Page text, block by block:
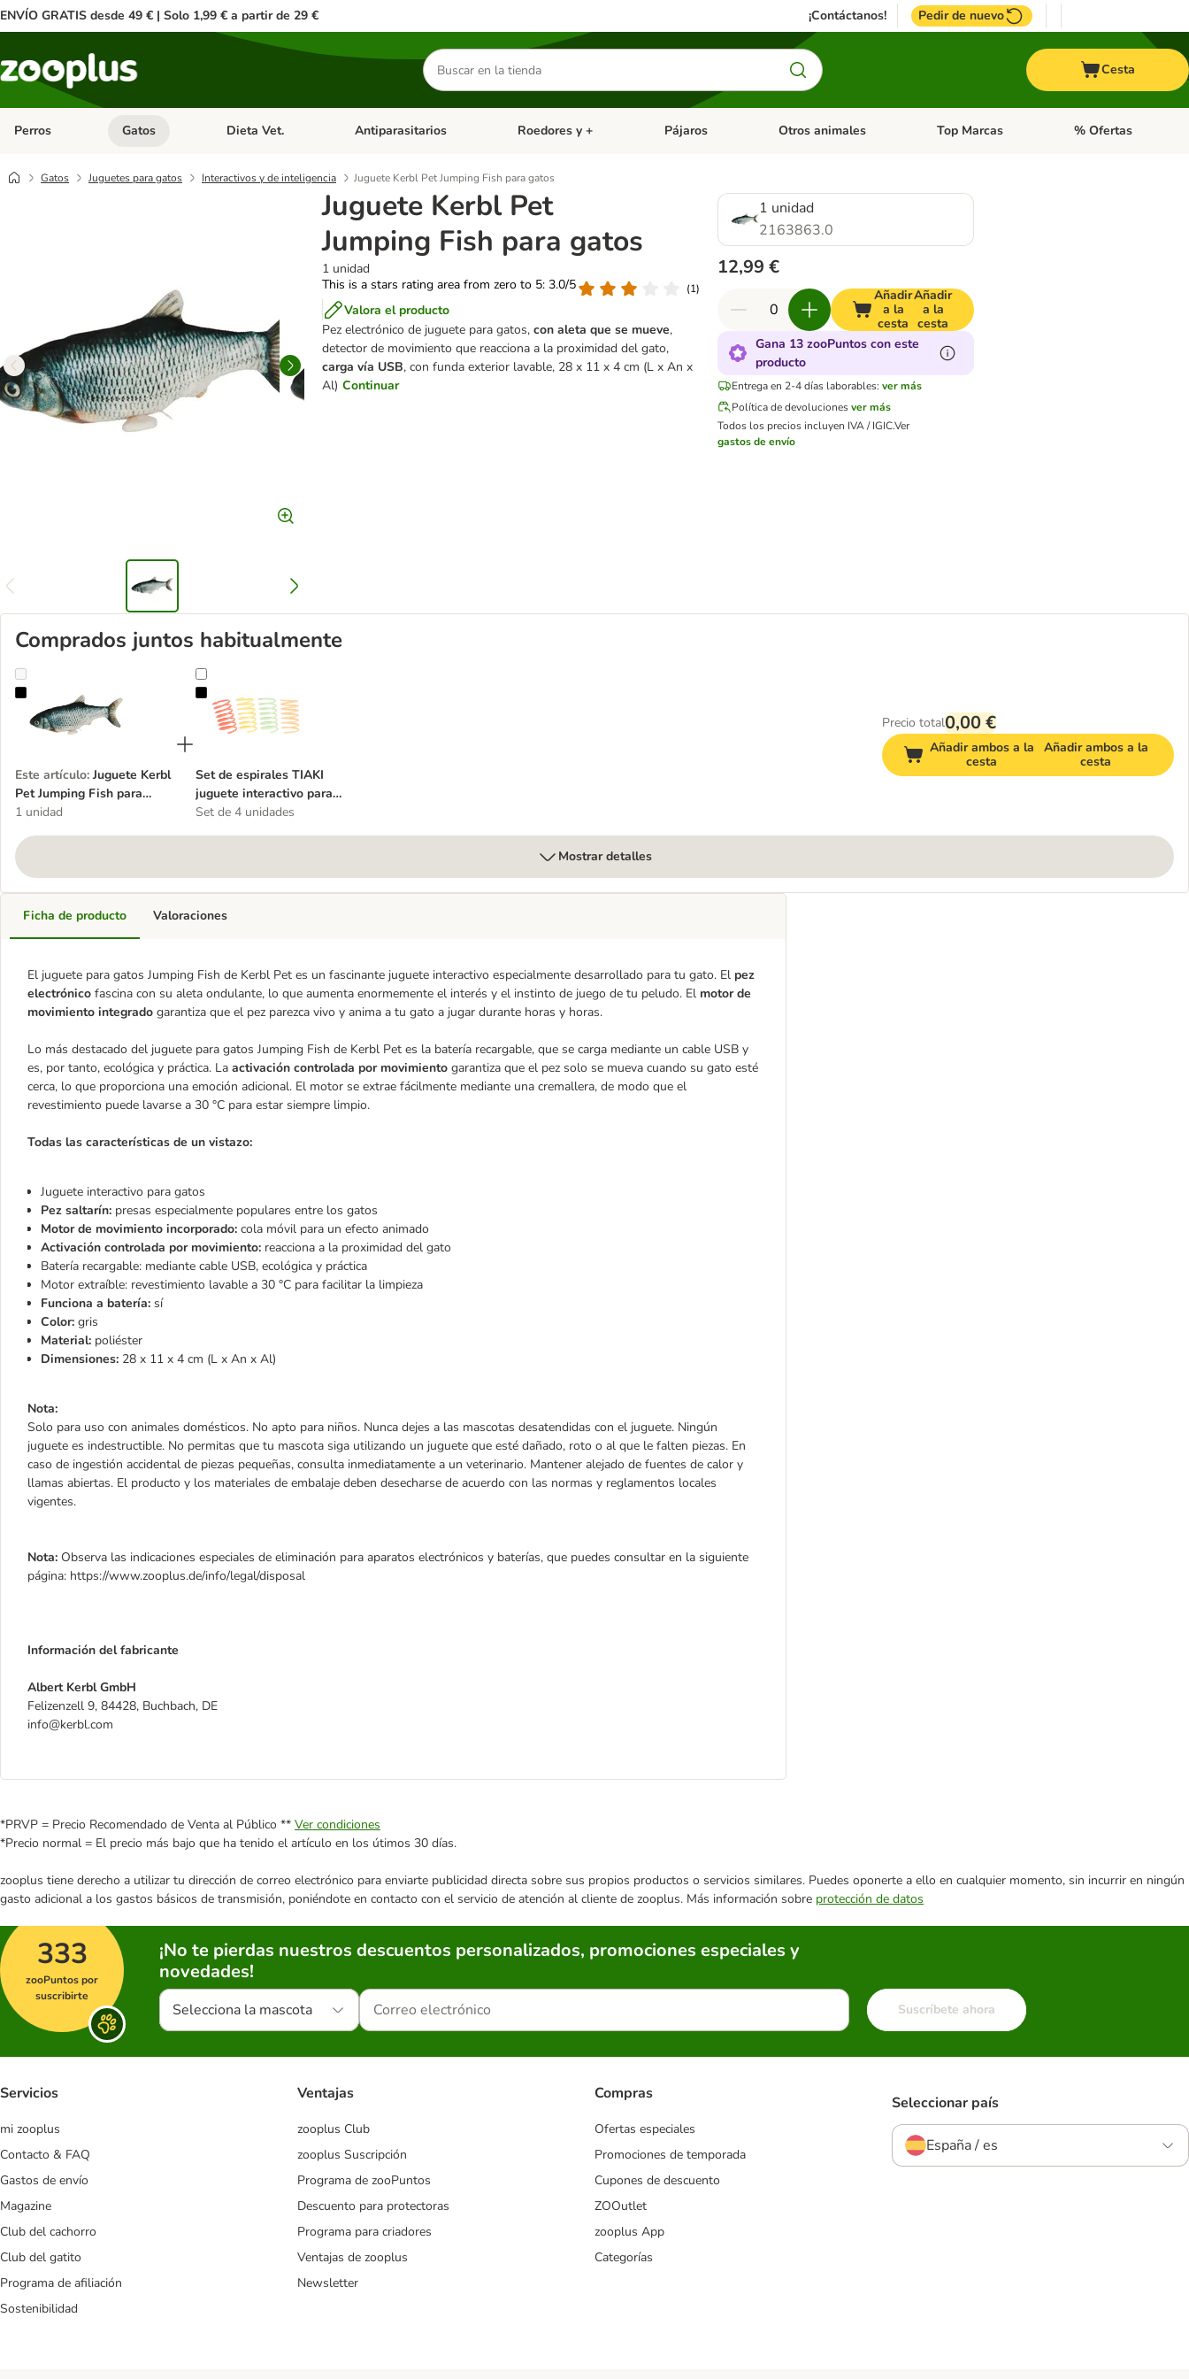
ENVÍO GRATIS desde 49 € | Solo 1,99 € a partir de 29 € ¡Contáctanos! Pedir de nuevo
Buscar
productos
Cesta
Perros Menú de categoria abierto: Perros
Gatos Menú de categoria abierto: Gatos
Dieta Vet. Menú de categoria abierto: Dieta Vet.
Antiparasitarios Menú de categoria abierto: Antiparasitarios
Roedores y + Menú de categoria abierto: Roedores y +
Pájaros Menú de categoria abierto: Pájaros
Otros animales Menú de categoria abierto: Otros animales
Top Marcas Menú de categoria
% Ofertas
Gatos Juguetes para gatos Interactivos y de inteligencia Juguete Kerbl Pet Jumping Fish para gatos
Juguete Kerbl Pet
Jumping Fish para gatos
1 unidad
This is a stars rating area from zero to 5: 3.0/5
(1)
Valora el producto
Pez electrónico de juguete para gatos,con aleta que se mueve,
detector de movimiento que reacciona a la proximidad del gato,
carga vía USB, con funda exterior lavable, 28 x 11 x 4 cm (L x An x
Al) Continuar
1 unidad
2163863.0
12,99 €
Añadir
a la
cesta
Añadir
a la
cesta
Gana 13 zooPuntos con este
producto
Entrega en 2-4 días laborables: ver más
Política de devolucionesver más
Todos los precios incluyen IVA / IGIC.Ver
gastos de envío
Comprados juntos habitualmente
Juguete Kerbl Pet Jumping Fish para gatos
Este artículo: Juguete Kerbl
Pet Jumping Fish para
gatos
1 unidad
Set de espirales TIAKI juguete interactivo para gatos
Set de espirales TIAKI
juguete interactivo para
gatos Set de 4 unidades
Precio total0,00 €
Añadir ambos a la
cesta
Añadir ambos a la
cesta
Mostrar detalles
Ficha de producto
El juguete para gatos Jumping Fish de Kerbl Pet es un fascinante juguete interactivo especialmente desarrollado para tu gato. El pez
electrónico fascina con su aleta ondulante, lo que aumenta enormemente el interés y el instinto de juego de tu peludo. El motor de
movimiento integrado garantiza que el pez parezca vivo y anima a tu gato a jugar durante horas y horas.
Lo más destacado del juguete para gatos Jumping Fish de Kerbl Pet es la batería recargable, que se carga mediante un cable USB y
es, por tanto, ecológica y práctica. La activación controlada por movimiento garantiza que el pez solo se mueva cuando su gato esté
cerca, lo que proporciona una emoción adicional. El motor se extrae fácilmente mediante una cremallera, de modo que el
revestimiento puede lavarse a 30 °C para estar siempre limpio.
Todas las características de un vistazo:
Juguete interactivo para gatos
Pez saltarín: presas especialmente populares entre los gatos
Motor de movimiento incorporado: cola móvil para un efecto animado
Activación controlada por movimiento: reacciona a la proximidad del gato
Batería recargable: mediante cable USB, ecológica y práctica
Motor extraíble: revestimiento lavable a 30 °C para facilitar la limpieza
Funciona a batería: sí
Color: gris
Material: poliéster
Dimensiones: 28 x 11 x 4 cm (L x An x Al)
Nota:
Solo para uso con animales domésticos. No apto para niños. Nunca dejes a las mascotas desatendidas con el juguete. Ningún
juguete es indestructible. No permitas que tu mascota siga utilizando un juguete que esté dañado, roto o al que le falten piezas. En
caso de ingestión accidental de piezas pequeñas, consulta inmediatamente a un veterinario. Mantener alejado de fuentes de calor y
llamas abiertas. El producto y los materiales de embalaje deben desecharse de acuerdo con las normas y reglamentos locales
vigentes.
Nota: Observa las indicaciones especiales de eliminación para aparatos electrónicos y baterías, que puedes consultar en la siguiente
página: https://www.zooplus.de/info/legal/disposal
Información del fabricante
Albert Kerbl GmbH
Felizenzell 9, 84428, Buchbach, DE
info@kerbl.com
Valoraciones
*PRVP = Precio Recomendado de Venta al Público ** Ver condiciones
*Precio normal = El precio más bajo que ha tenido el artículo en los útimos 30 días.
zooplus tiene derecho a utilizar tu dirección de correo electrónico para enviarte publicidad directa sobre sus propios productos o servicios similares. Puedes oponerte a ello en cualquier momento, sin incurrir en ningún
gasto adicional a los gastos básicos de transmisión, poniéndote en contacto con el servicio de atención al cliente de zooplus. Más información sobre protección de datos
333
zooPuntos por
suscribirte
¡No te pierdas nuestros descuentos personalizados, promociones especiales y
novedades!
Selecciona la mascota Suscríbete ahora
Servicios
mi zooplus
Contacto & FAQ
Gastos de envío
Magazine
Club del cachorro
Club del gatito
Programa de afiliación
Sostenibilidad
Ventajas
zooplus Club
zooplus Suscripción
Programa de zooPuntos
Descuento para protectoras
Programa para criadores
Ventajas de zooplus
Newsletter
Compras
Ofertas especiales
Promociones de temporada
Cupones de descuento
ZOOutlet
zooplus App
Categorías
Seleccionar país
España / es